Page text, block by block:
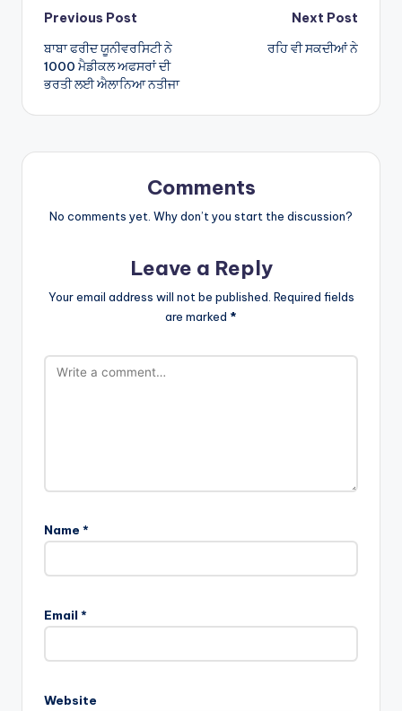
Post
navigation
Previous Post
ਬਾਬਾ ਫਰੀਦ ਯੂਨੀਵਰਸਿਟੀ ਨੇ
1000 ਮੈਡੀਕਲ ਅਫਸਰਾਂ ਦੀ
ਭਰਤੀ ਲਈ ਐਲਾਨਿਆ ਨਤੀਜਾ
Next Post
ਰਹਿ ਵੀ ਸਕਦੀਆਂ ਨੇ
Comments
No comments yet. Why don’t you start the discussion?
Leave a Reply
Your email address will not be published. Required fields
are marked *
Name *
Email *
Website